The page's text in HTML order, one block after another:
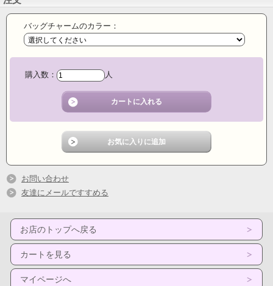
バッグチャームのカラー：
購入数： 人
お問い合わせ
友達にメールですすめる
お店のトップへ戻る
カートを見る
マイページへ